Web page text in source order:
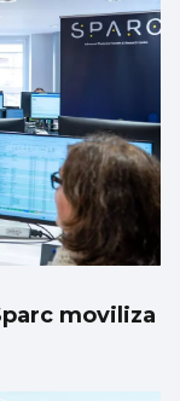
moviliza